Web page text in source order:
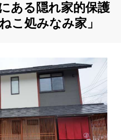
ある隠れ家的保護
こ処みなみ家」